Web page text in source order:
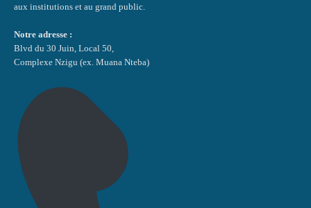
aux institutions et au grand public.
Notre adresse :
Blvd du 30 Juin, Local 50,
Complexe Nzigu (ex. Muana Nteba)